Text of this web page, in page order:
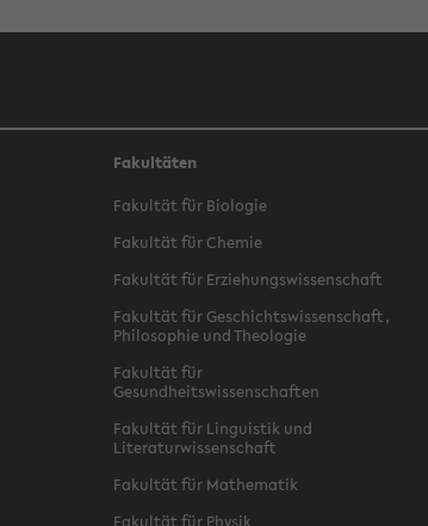
Fakultäten
Fakultät für Biologie
Fakultät für Chemie
Fakultät für Erziehungswissenschaft
Fakultät für Geschichtswissenschaft,
Philosophie und Theologie
Fakultät für
Gesundheitswissenschaften
Fakultät für Linguistik und
Literaturwissenschaft
Fakultät für Mathematik